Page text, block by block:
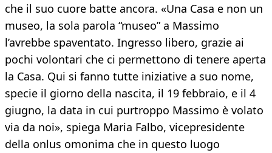
che il suo cuore batte ancora. «Una Casa e non un
museo, la sola parola “museo” a Massimo
l’avrebbe spaventato. Ingresso libero, grazie ai
pochi volontari che ci permettono di tenere aperta
la Casa. Qui si fanno tutte iniziative a suo nome,
specie il giorno della nascita, il 19 febbraio, e il 4
giugno, la data in cui purtroppo Massimo è volato
via da noi», spiega Maria Falbo, vicepresidente
della onlus omonima che in questo luogo